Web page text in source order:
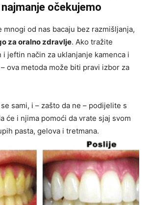
očekujemo
mnogi od nas bacaju bez razmišljanja,
za oralno zdravlje. Ako tražite
i jeftin način za uklanjanje kamenca i
ova metoda može biti pravi izbor za
sami, i – zašto da ne – podijelite s
će i njima pomoći da vrate sjaj svom
pasta, gelova i tretmana.